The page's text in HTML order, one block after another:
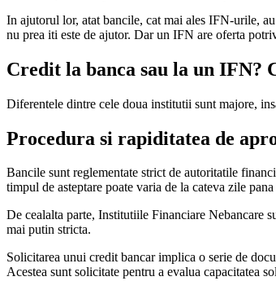
In ajutorul lor, atat bancile, cat mai ales IFN-urile,
nu prea iti este de ajutor. Dar un IFN are oferta
Credit la banca sau la un IFN?
Diferentele dintre cele doua institutii sunt majore,
Procedura si rapiditatea de
Bancile sunt reglementate strict de autoritatile
timpul de asteptare poate varia de la cateva zile
De cealalta parte, Institutiile Financiare Nebancare
mai putin stricta.
Solicitarea unui credit bancar implica o serie de
Acestea sunt solicitate pentru a evalua capacitatea